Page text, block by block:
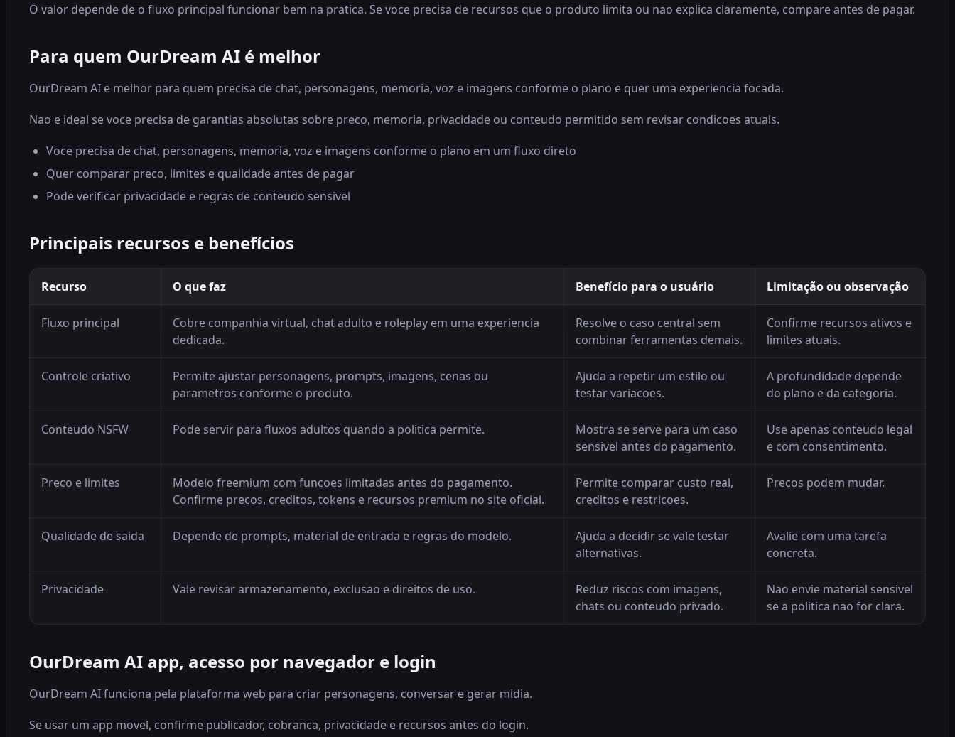
O valor depende de o fluxo principal funcionar bem na pratica. Se voce precisa de recursos que o produto limita ou nao explica claramente, compare antes de pagar.
Para quem OurDream AI é melhor
OurDream AI e melhor para quem precisa de chat, personagens, memoria, voz e imagens conforme o plano e quer uma experiencia focada.
Nao e ideal se voce precisa de garantias absolutas sobre preco, memoria, privacidade ou conteudo permitido sem revisar condicoes atuais.
Voce precisa de chat, personagens, memoria, voz e imagens conforme o plano em um fluxo direto
Quer comparar preco, limites e qualidade antes de pagar
Pode verificar privacidade e regras de conteudo sensivel
Principais recursos e benefícios
Recurso O que faz Benefício para o usuário Limitação ou observação
Fluxo principal
Cobre companhia virtual, chat adulto e roleplay em uma experiencia
dedicada.
Resolve o caso central sem
combinar ferramentas demais.
Confirme recursos ativos e
limites atuais.
Controle criativo
Permite ajustar personagens, prompts, imagens, cenas ou
parametros conforme o produto.
Ajuda a repetir um estilo ou
testar variacoes.
A profundidade depende
do plano e da categoria.
Conteudo NSFW Pode servir para fluxos adultos quando a politica permite.
Mostra se serve para um caso
sensivel antes do pagamento.
Use apenas conteudo legal
e com consentimento.
Preco e limites
Modelo freemium com funcoes limitadas antes do pagamento.
Confirme precos, creditos, tokens e recursos premium no site oficial.
Permite comparar custo real,
creditos e restricoes.
Precos podem mudar.
Qualidade de saida Depende de prompts, material de entrada e regras do modelo.
Ajuda a decidir se vale testar
alternativas.
Avalie com uma tarefa
concreta.
Privacidade Vale revisar armazenamento, exclusao e direitos de uso.
Reduz riscos com imagens,
chats ou conteudo privado.
Nao envie material sensivel
se a politica nao for clara.
OurDream AI app, acesso por navegador e login
OurDream AI funciona pela plataforma web para criar personagens, conversar e gerar midia.
Se usar um app movel, confirme publicador, cobranca, privacidade e recursos antes do login.